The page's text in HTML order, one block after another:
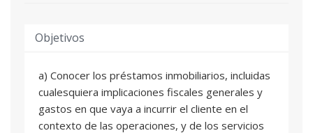
Objetivos
a) Conocer los préstamos inmobiliarios, incluidas
cualesquiera implicaciones fiscales generales y
gastos en que vaya a incurrir el cliente en el
contexto de las operaciones, y de los servicios